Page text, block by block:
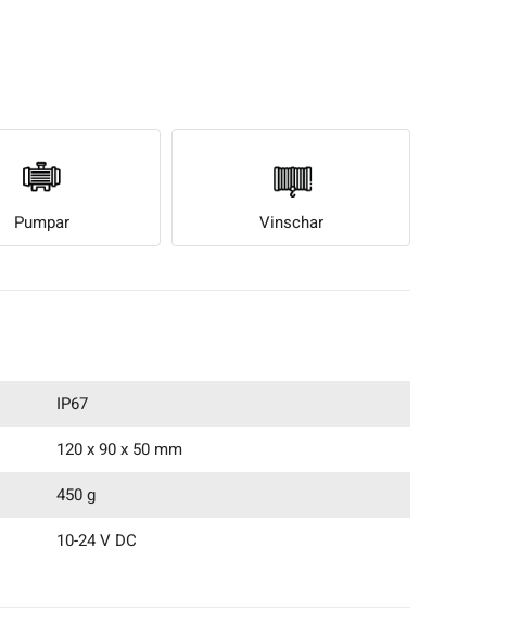
Pumpar Vinschar
IP67
120 x 90 x 50 mm
450 g
10-24 V DC